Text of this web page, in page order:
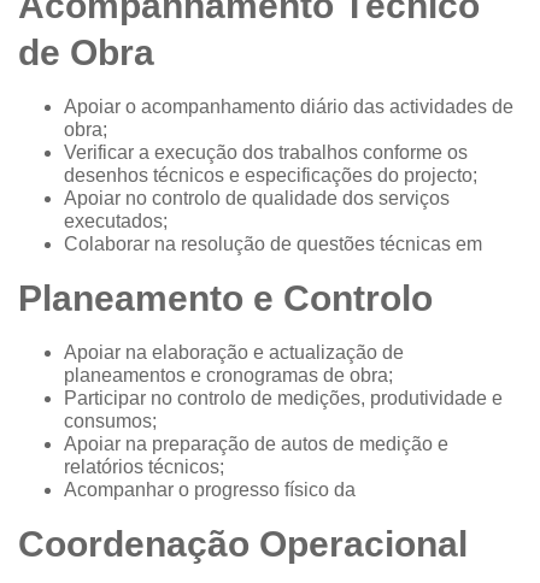
de Obra
Apoiar o acompanhamento diário das actividades de
obra;
Verificar a execução dos trabalhos conforme os
desenhos técnicos e especificações do projecto;
Apoiar no controlo de qualidade dos serviços
executados;
Colaborar na resolução de questões técnicas em
Planeamento e Controlo
Apoiar na elaboração e actualização de
planeamentos e cronogramas de obra;
Participar no controlo de medições, produtividade e
consumos;
Apoiar na preparação de autos de medição e
relatórios técnicos;
Acompanhar o progresso físico da
Coordenação Operacional